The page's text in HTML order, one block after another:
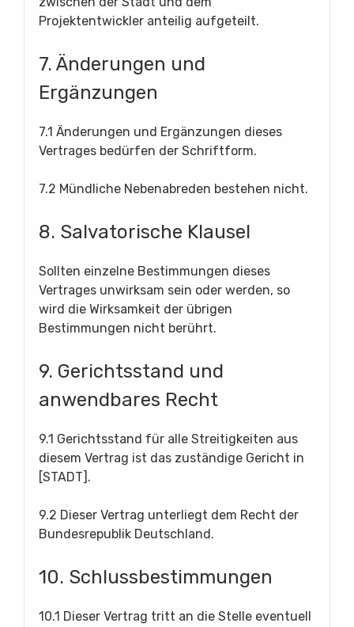
Projektentwickler anteilig aufgeteilt.
7. Änderungen und
Ergänzungen
7.1 Änderungen und Ergänzungen dieses
Vertrages bedürfen der Schriftform.
7.2 Mündliche Nebenabreden bestehen nicht.
8. Salvatorische Klausel
Sollten einzelne Bestimmungen dieses
Vertrages unwirksam sein oder werden, so
wird die Wirksamkeit der übrigen
Bestimmungen nicht berührt.
9. Gerichtsstand und
anwendbares Recht
9.1 Gerichtsstand für alle Streitigkeiten aus
diesem Vertrag ist das zuständige Gericht in
[STADT].
9.2 Dieser Vertrag unterliegt dem Recht der
Bundesrepublik Deutschland.
10. Schlussbestimmungen
10.1 Dieser Vertrag tritt an die Stelle eventuell